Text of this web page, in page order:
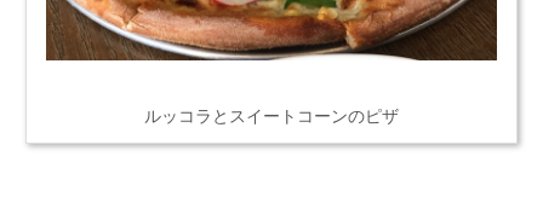
ルッコラとスイートコーンのピザ